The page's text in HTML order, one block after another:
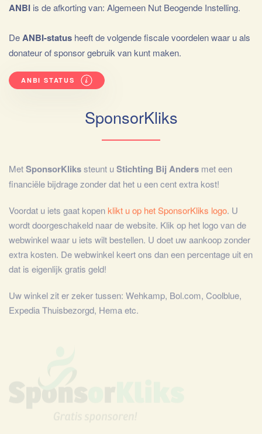
ANBI is de afkorting van: Algemeen Nut Beogende Instelling.
DeANBI-status heeft de volgende fiscale voordelen waar u als
donateur of sponsor gebruik van kunt maken.
ANBI STATUS
SponsorKliks
financiële bijdrage zonder dat het u een cent extra kost!
wordt doorgeschakeld naar de website. Klik op het logo van de
webwinkel waar u iets wilt bestellen. U doet uw aankoop zonder
extra kosten. De webwinkel keert ons dan een percentage uit en
dat is eigenlijk gratis geld!
Expedia Thuisbezorgd, Hema etc.